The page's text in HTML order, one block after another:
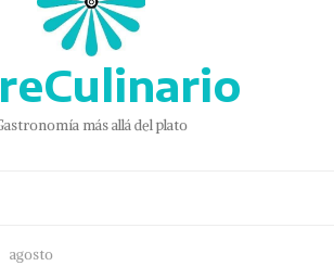
más allá del plato
agosto